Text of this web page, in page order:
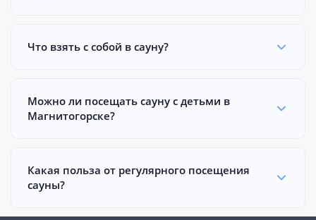
Что взять с собой в сауну?
Можно ли посещать сауну с детьми в
Магнитогорске?
Какая польза от регулярного посещения
сауны?